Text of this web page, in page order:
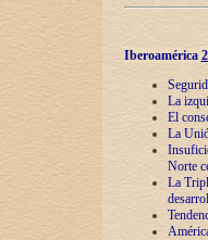
Iberoamérica
La
El
La
Norte
La